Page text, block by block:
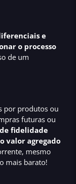
e
o processo
de um
por produtos ou
futuras ou
fidelidade
valor agregado
mesmo
mais barato!